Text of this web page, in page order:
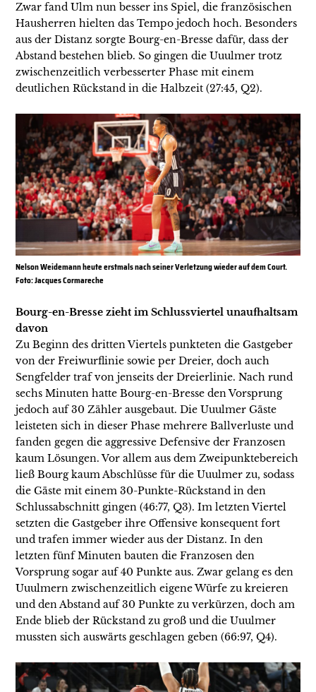
Zwar fand Ulm nun besser ins Spiel, die französischen
Hausherren hielten das Tempo jedoch hoch. Besonders
aus der Distanz sorgte Bourg-en-Bresse dafür, dass der
Abstand bestehen blieb. So gingen die Uuulmer trotz
zwischenzeitlich verbesserter Phase mit einem
deutlichen Rückstand in die Halbzeit (27:45, Q2).
Nelson Weidemann heute erstmals nach seiner Verletzung wieder auf dem Court.
Foto: Jacques Cormareche
Bourg-en-Bresse zieht im Schlussviertel unaufhaltsam
davon
Zu Beginn des dritten Viertels punkteten die Gastgeber
von der Freiwurflinie sowie per Dreier, doch auch
Sengfelder traf von jenseits der Dreierlinie. Nach rund
sechs Minuten hatte Bourg-en-Bresse den Vorsprung
jedoch auf 30 Zähler ausgebaut. Die Uuulmer Gäste
leisteten sich in dieser Phase mehrere Ballverluste und
fanden gegen die aggressive Defensive der Franzosen
kaum Lösungen. Vor allem aus dem Zweipunktebereich
ließ Bourg kaum Abschlüsse für die Uuulmer zu, sodass
die Gäste mit einem 30-Punkte-Rückstand in den
Schlussabschnitt gingen (46:77, Q3). Im letzten Viertel
setzten die Gastgeber ihre Offensive konsequent fort
und trafen immer wieder aus der Distanz. In den
letzten fünf Minuten bauten die Franzosen den
Vorsprung sogar auf 40 Punkte aus. Zwar gelang es den
Uuulmern zwischenzeitlich eigene Würfe zu kreieren
und den Abstand auf 30 Punkte zu verkürzen, doch am
Ende blieb der Rückstand zu groß und die Uuulmer
mussten sich auswärts geschlagen geben (66:97, Q4).